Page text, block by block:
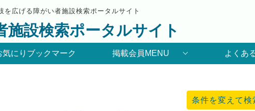
広げる障がい者施設検索ポータルサイト
設検索ポータルサイト
気にりブックマーク 掲載会員MENU よくあ
条件を変えて検